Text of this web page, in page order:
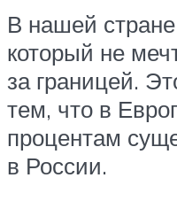
В нашей стране
который не
за границей.
тем, что в
процентам
в России.